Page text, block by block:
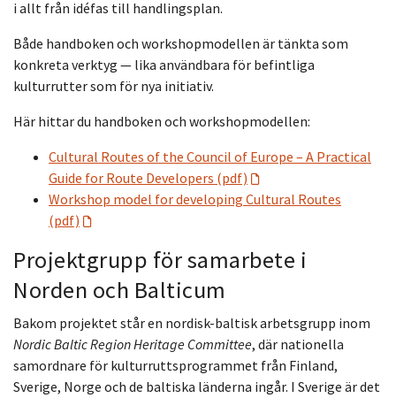
i allt från idéfas till handlingsplan.
Både handboken och workshopmodellen är tänkta som
konkreta verktyg — lika användbara för befintliga
kulturrutter som för nya initiativ.
Här hittar du handboken och workshopmodellen:
Cultural Routes of the Council of Europe – A Practical
Guide for Route Developers (pdf)
Workshop model for developing Cultural Routes
(pdf)
Projektgrupp för samarbete i
Norden och Balticum
Bakom projektet står en nordisk-baltisk arbetsgrupp inom
Nordic Baltic Region Heritage Committee, där nationella
samordnare för kulturruttsprogrammet från Finland,
Sverige, Norge och de baltiska länderna ingår. I Sverige är det